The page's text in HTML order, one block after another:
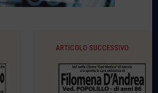
ARTICOLO SUCCESSIVO